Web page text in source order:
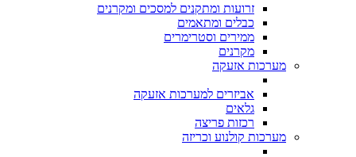
זרועות ומתקנים למסכים ומקרנים
כבלים ומתאמים
ממירים וסטרימרים
מקרנים
מערכות אזעקה
אביזרים למערכות אזעקה
גלאים
רכזות פריצה
מערכות קולנוע וכריזה